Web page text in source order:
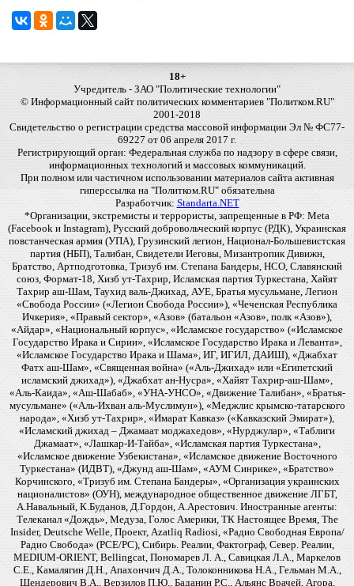
18+
Учредитель - ЗАО "Политические технологии"
© Информационный сайт политических комментариев "Политком.RU"
2001-2018
Свидетельство о регистрации средства массовой информации Эл № ФС77-
69227 от 06 апреля 2017 г.
Регистрирующий орган: Федеральная служба по надзору в сфере связи,
информационных технологий и массовых коммуникаций.
При полном или частичном использовании материалов сайта активная
гиперссылка на "Политком.RU" обязательна
Разработчик: Standarta.NET
*Организации, экстремисты и террористы, запрещенные в РФ: Meta
(Facebook и Instagram), Русский добровольческий корпус (РДК), Украинская
повстанческая армия (УПА), Грузинский легион, Национал-Большевистская
партия (НБП), Талибан, Свидетели Иеговы, Мизантропик Дивижн,
Братство, Артподготовка, Тризуб им. Степана Бандеры, НСО, Славянский
союз, Формат-18, Хизб ут-Тахрир, Исламская партия Туркестана, Хайят
Тахрир аш-Шам, Таухид валь-Джихад, АУЕ, Братья мусульмане, Легион
«Свобода России» («Легион Свобода России»), «Чеченская Республика
Ичкерия», «Правый сектор», «Азов» (батальон «Азов», полк «Азов»),
«Айдар», «Национальный корпус», «Исламское государство» («Исламское
Государство Ирака и Сирии», «Исламское Государство Ирака и Леванта»,
«Исламское Государство Ирака и Шама», ИГ, ИГИЛ, ДАИШ), «Джабхат
Фатх аш-Шам», «Священная война» («Аль-Джихад» или «Египетский
исламский джихад»), «Джабхат ан-Нусра», «Хайят Тахрир-аш-Шам»,
«Аль-Каида», «Аш-Шабаб», «УНА-УНСО», «Движение Талибан», «Братья-
мусульмане» («Аль-Ихван аль-Муслимун»), «Меджлис крымско-татарского
народа», «Хизб ут-Тахрир», «Имарат Кавказ» («Кавказский Эмират»),
«Исламский джихад – Джамаат моджахедов», «Нурджулар», «Таблиги
Джамаат», «Лашкар-И-Тайба», «Исламская партия Туркестана»,
«Исламское движение Узбекистана», «Исламское движение Восточного
Туркестана» (ИДВТ), «Джунд аш-Шам», «АУМ Синрике», «Братство»
Корчинского, «Тризуб им. Степана Бандеры», «Организация украинских
националистов» (ОУН), международное общественное движение ЛГБТ,
А.Навальный, К.Буданов, Д.Гордон, А.Арестович. Иностранные агенты:
Телеканал «Дождь», Медуза, Голос Америки, ТК Настоящее Время, The
Insider, Deutsche Welle, Проект, Azatliq Radiosi, «Радио Свободная Европа/
Радио Свобода» (PCE/PC), Сибирь. Реалии, Фактограф, Север. Реалии,
MEDIUM-ORIENT, Bellingcat, Пономарев Л. А., Савицкая Л.А., Маркелов
С.Е., Камалягин Д.Н., Апахончич Д.А., Толоконникова Н.А., Гельман М.А.,
Шендерович В.А., Верзилов П.Ю., Баданин Р.С., Альянс Врачей, Агора,